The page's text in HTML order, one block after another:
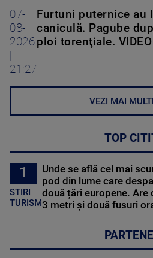
07-
08-
2026
21:27
Furtuni puternice au
caniculă. Pagube
ploi torenţiale. VIDEO
VEZI MAI
TOP
1
STIRI
TURISM
Unde se află cel mai
pod din lume care
două țări europene. Are
3 metri și două fusuri